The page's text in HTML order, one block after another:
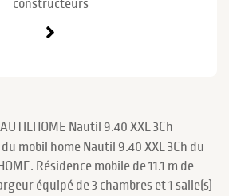
constructeurs
Nautil 9.40 XXL 3Ch
mobil home Nautil 9.40 XXL 3Ch du
Résidence mobile de 11.1 m de
équipé de 3 chambres et 1 salle(s)